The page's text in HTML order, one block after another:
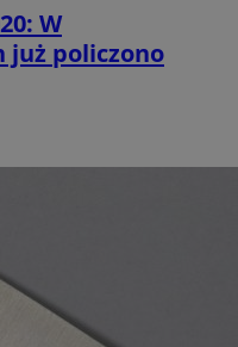
W
już policzono